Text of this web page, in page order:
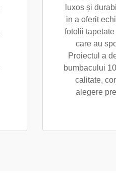
luxos și
in a oferit
fotolii
care au
Proiectul a
bumbacului
calitate,
alegere